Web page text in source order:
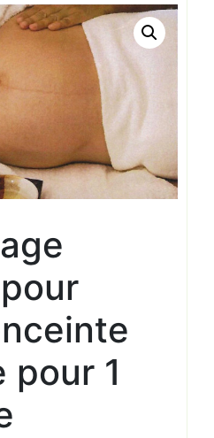
pour 1